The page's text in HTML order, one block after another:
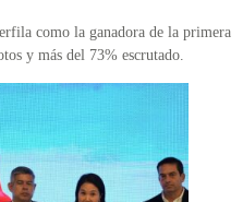
como la ganadora de la primera
y más del 73% escrutado.